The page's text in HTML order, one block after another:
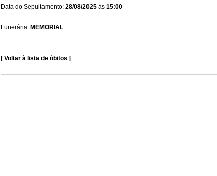
Data do Sepultamento: 28/08/2025 às 15:00
Funerária: MEMORIAL
[ Voltar à lista de óbitos ]